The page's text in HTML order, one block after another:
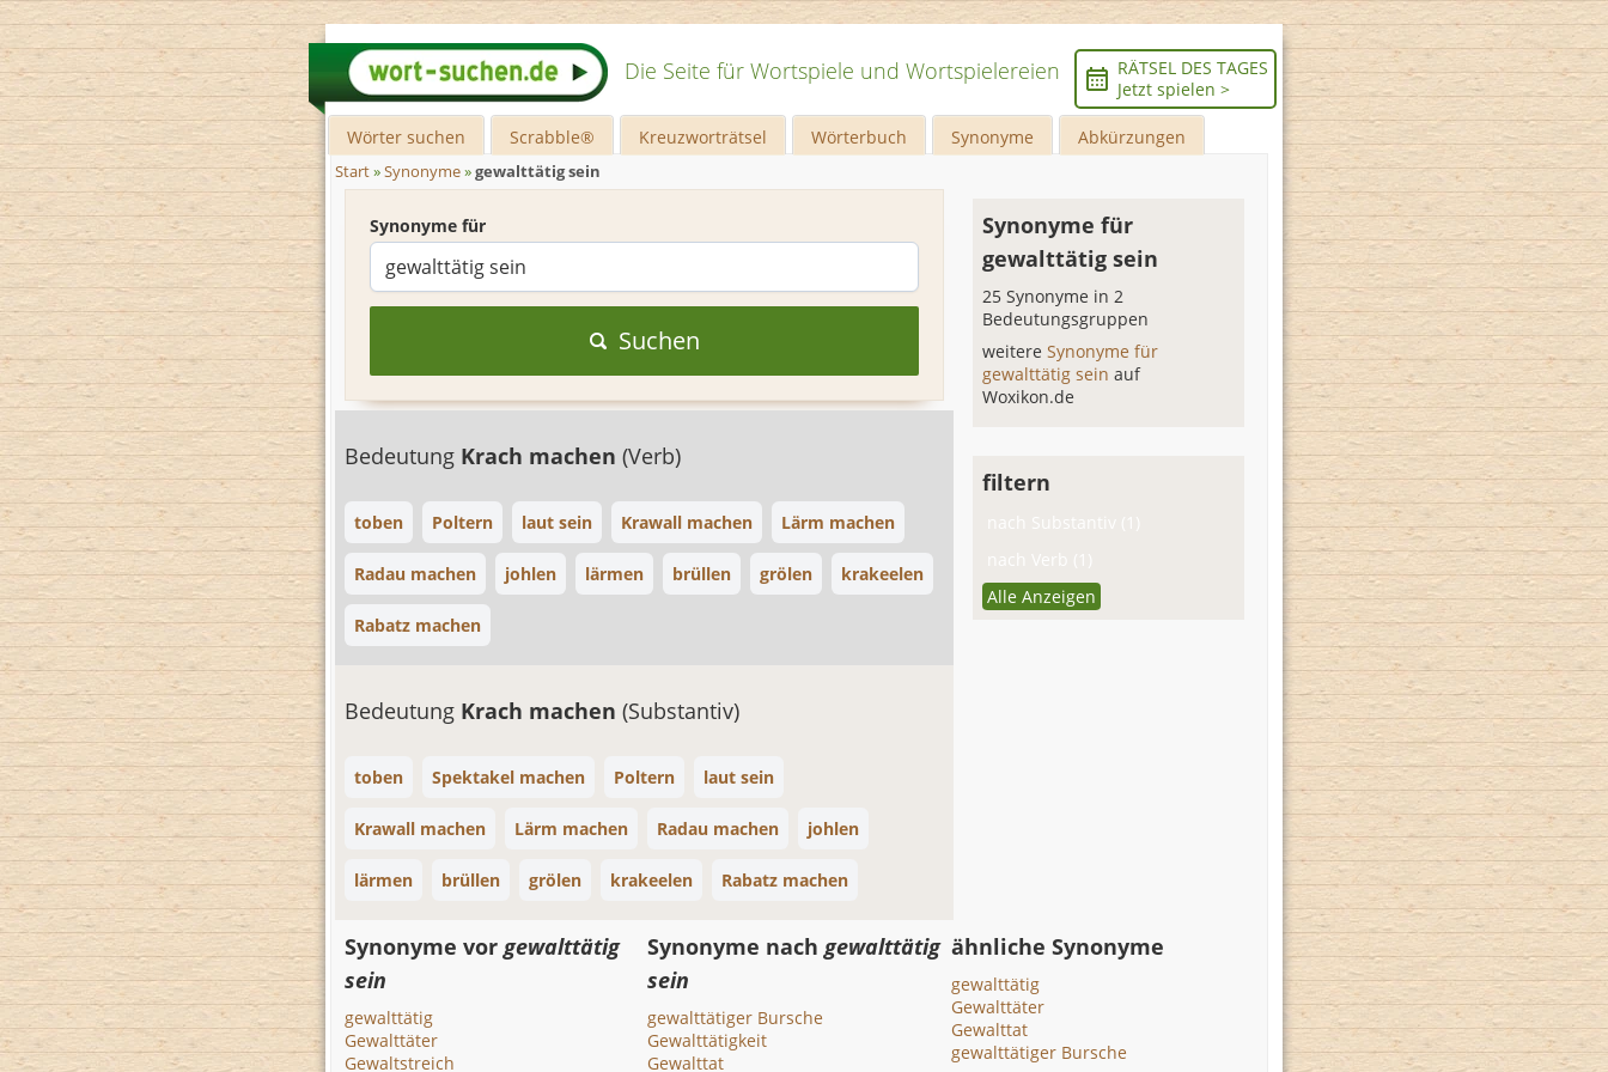
Die Seite für Wortspiele und Wortspielereien
RÄTSEL DES TAGES
Jetzt spielen >
Wörter suchen Scrabble® Kreuzworträtsel Wörterbuch Synonyme Abkürzungen
Start»Synonyme»gewalttätig sein
Synonyme für
Suchen
Bedeutung Krach machen (Verb)
toben Poltern laut sein Krawall machen Lärm machen
Radau machen johlen lärmen brüllen grölen krakeelen
Rabatz machen
Bedeutung Krach machen (Substantiv)
toben Spektakel machen Poltern laut sein
Krawall machen Lärm machen Radau machen johlen
lärmen brüllen grölen krakeelen Rabatz machen
Synonyme für
gewalttätig sein
25 Synonyme in 2
Bedeutungsgruppen
weitereSynonyme für
gewalttätig seinauf
Woxikon.de
filtern
nach Substantiv (1)
nach Verb (1)
Alle Anzeigen
Synonyme vor gewalttätig
sein
gewalttätig
Gewalttäter
Gewaltstreich
Synonyme nachgewalttätig
sein
gewalttätiger Bursche
Gewalttätigkeit
Gewalttat
ähnliche Synonyme
gewalttätig
Gewalttäter
Gewalttat
gewalttätiger Bursche